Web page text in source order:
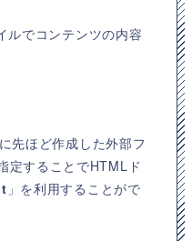
でコンテンツの内容
先ほど作成した外部フ
定することでHTMLド
」を利用することがで